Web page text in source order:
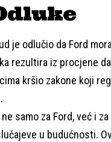
je odlučio da Ford
rezultira iz procjene
kršio zakone koji
samo za Ford, već i
u budućnosti.